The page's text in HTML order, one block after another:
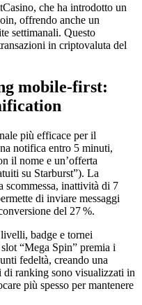
che ha introdotto un
offrendo anche un
settimanali. Questo
in criptovaluta del
mobile‑first:
più efficace per il
notifica entro 5 minuti,
il nome e un’offerta
su Starburst”). La
scommessa, inattività di 7
di inviare messaggi
del 27 %.
badge e tornei
“Mega Spin” premia i
fedeltà, creando una
di ranking sono visualizzati in
più spesso per mantenere